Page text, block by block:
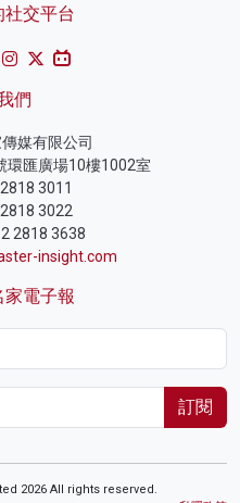
交平台
們
媒有限公司
環匯廣場10樓1002室
3011
3022
2818 3638
insight.com
電子報
訂閱
2026 All rights reserved.